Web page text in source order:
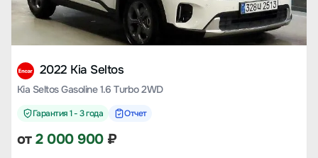
2022 Kia Seltos
Kia Seltos Gasoline 1.6 Turbo 2WD
Гарантия 1 - 3 года Отчет
от2 000 900₽